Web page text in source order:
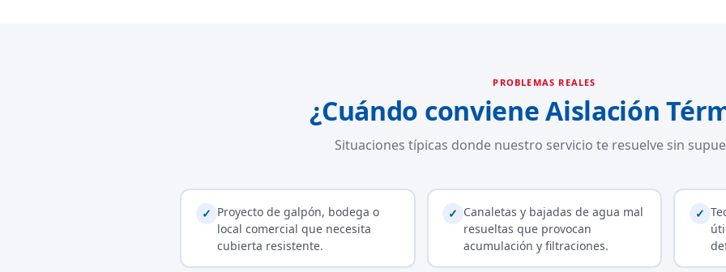
PROBLEMAS REALES
¿Cuándo conviene Aislación
Situaciones típicas donde nuestro servicio te resuelve sin
✓ Proyecto de galpón, bodega o
local comercial que necesita
cubierta resistente.
✓ Canaletas y bajadas de agua mal
resueltas que provocan
acumulación y filtraciones.
✓